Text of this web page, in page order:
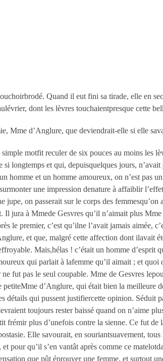
Quand il eut fini sa tirade, elle en
dont les lèvres touchaientpresque cette
Mme d’Anglure, que deviendrait-elle si elle
motfit reculer de six pouces au moins les
longtemps et qui, depuisquelques jours,
homme et un homme amoureux, on n’est pas
une impression denature à affaiblir
jupe, on passerait sur le corps des
Il jura à Mmede Gesvres qu’il n’aimait plus
le premier, c’est qu’ilne l’avait jamais aimée,
et que, malgré cette affection dont ilavait
Mais,hélas ! c’était un homme d’esprit
qui parlait à lafemme qu’il aimait ; et
fut pas le seul coupable. Mme de Gesvres
d’Anglure, qui était bien la meilleure
qui pussent justifiercette opinion. Séduit
toujours rester baissé quand on n’aime
frémir plus d’unefois contre la sienne. Ce fut
Elle savourait, en souriantsuavement,
pour qu’il s’en vantât après comme ce
que pût éprouver une femme, et surtout